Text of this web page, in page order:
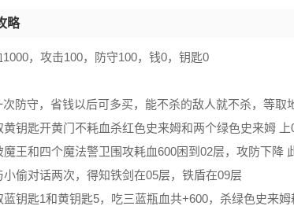
略
，攻击100，防守100，钱0，钥匙0
次防守，省钱以后可多买，能不杀的敌人就不杀，等取
黄钥匙开黄门不耗血杀红色史来姆和两个绿色史来姆 上
魔王和四个魔法警卫围攻耗血600困到02层，攻防下降
小偷对话两次，得知铁剑在05层，铁盾在09层
蓝钥匙1和黄钥匙5，吃三蓝瓶血共+600，杀绿色史来